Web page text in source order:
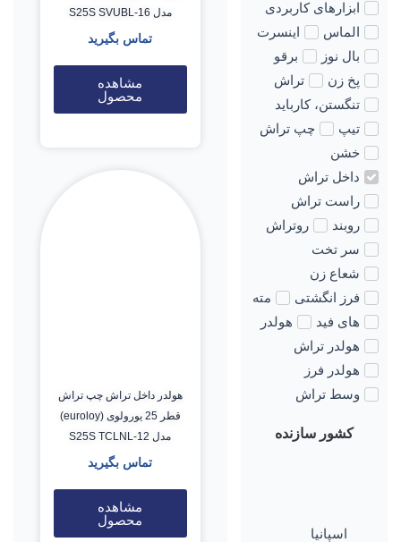
ابزارهای کاربردی
الماس
اینسرت
بال نوز
برقو
پخ زن
تراش
تنگستن، کارباید
تیپ
چپ تراش
خشن
داخل تراش
راست تراش
روبند
روتراش
سر تخت
شعاع زن
فرز انگشتی
مته
های فید
هولدر
هولدر تراش
هولدر فرز
وسط تراش
کشور سازنده
اسپانیا
مدل S25S SVUBL-16
تماس بگیرید
مشاهده
محصول
هولدر داخل تراش چپ تراش
قطر 25 یورولوی (euroloy)
مدل S25S TCLNL-12
تماس بگیرید
مشاهده
محصول